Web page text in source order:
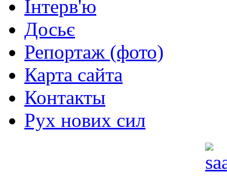
Інтерв'ю
Досьє
Репортаж (фото)
Карта сайта
Контакты
Рух нових сил